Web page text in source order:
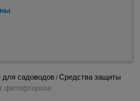
для садоводов /Средства защиты
фитофтороза